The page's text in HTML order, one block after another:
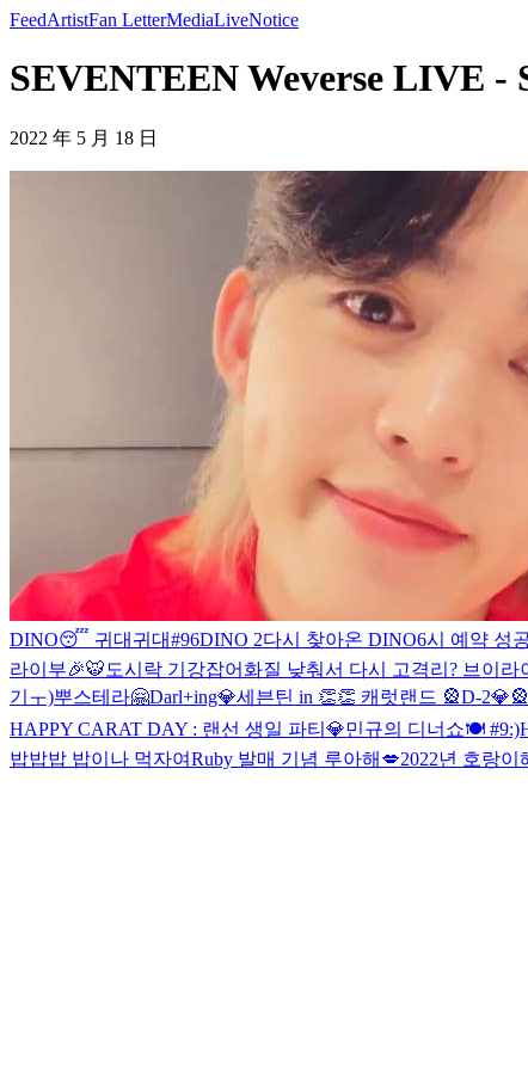
FeedArtistFan LetterMediaLiveNotice
SEVENTEEN Weverse LIVE -
2022 年 5 月 18 日
DINO😴 귀대귀대#96DINO 2다시 찾아온 DINO6시 예약 성
라이부🎉🐯도시락 기강잡어 화질 낮춰서 다시 고격리? 브이라
기ㅜ)뿌스테라🤗Darl+ing💎세븐틴 in 👏👏 캐럿랜드 🎡D-2💎🎡
HAPPY CARAT DAY : 랜선 생일 파티💎민규의 디너쇼🍽 #9:)
밥밥밥 밥이나 먹자여Ruby 발매 기념 루아해💋2022년 호랑이